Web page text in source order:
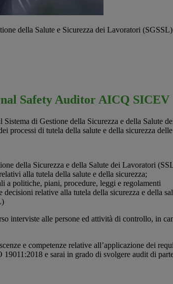
della Salute e Sicurezza dei Lavoratori
Safety Auditor AICQ SICEV
di Gestione della Sicurezza e della
processi di tutela della salute e della sicurezza
della Sicurezza e della Salute dei Lavoratori
alla tutela della salute e della sicurezza;
a politiche, piani, procedure, leggi e regolamenti
decisioni relative alla tutela della sicurezza e della
interviste alle persone ed attività di controllo, in
e competenze relative all’applicazione dei
e sarai in grado di svolgere audit di